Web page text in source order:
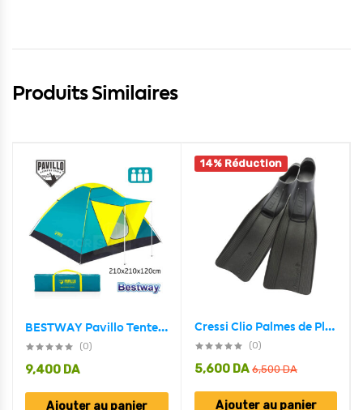
Produits Similaires
BESTWAY Pavillo Tente Coolground pour 3 personnes 68088
(0)
9,400 DA
Ajouter au panier
14% Réduction
Cressi Clio Palmes de Plongée Professionnel avec Longue Lame – زعانف السباحة
(0)
6,500DA
5,600 DA
Ajouter au panier